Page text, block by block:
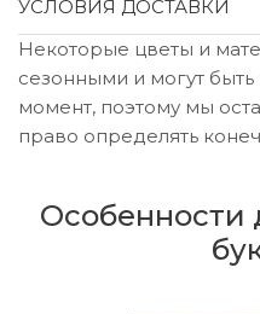
УСЛОВИЯ ДОСТАВКИ
Некоторые цветы и
сезонными и могут
момент, поэтому мы
право определять
Особенности